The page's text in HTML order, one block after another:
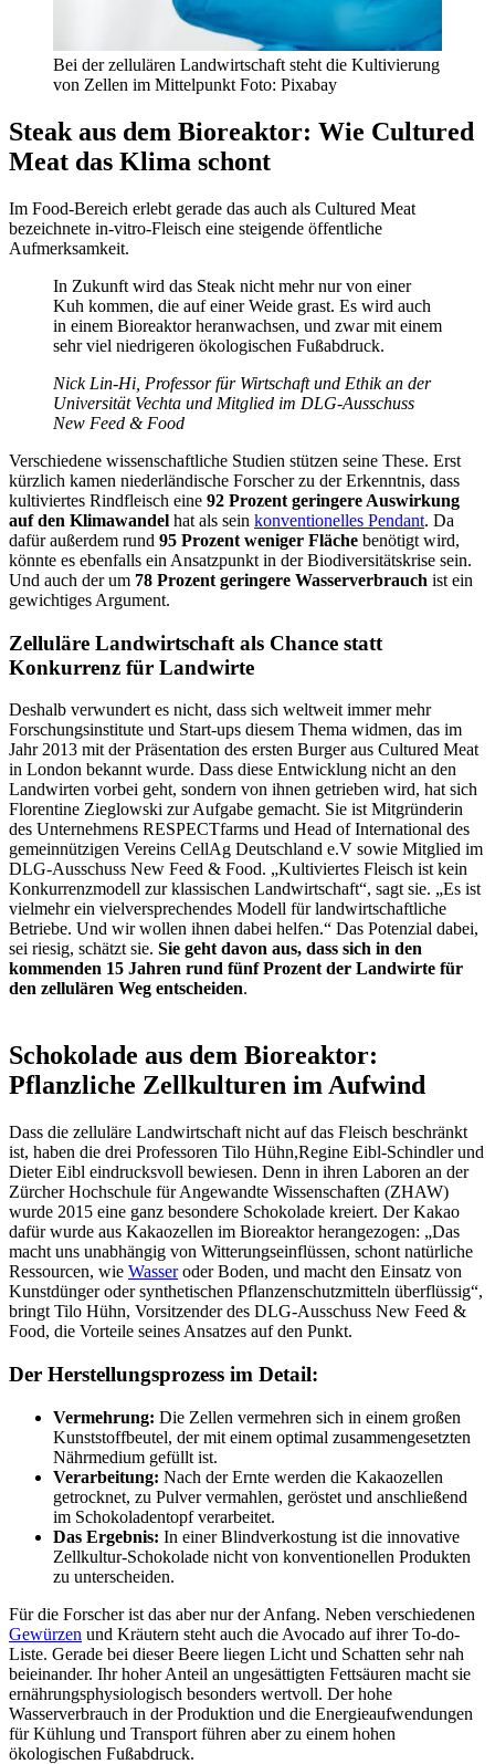
Bei der zellulären Landwirtschaft steht die Kultivierung
von Zellen im Mittelpunkt Foto: Pixabay
Steak aus dem Bioreaktor: Wie Cultured
Meat das Klima schont
Im Food-Bereich erlebt gerade das auch als Cultured Meat
bezeichnete in-vitro-Fleisch eine steigende öffentliche
Aufmerksamkeit.
In Zukunft wird das Steak nicht mehr nur von einer
Kuh kommen, die auf einer Weide grast. Es wird auch
in einem Bioreaktor heranwachsen, und zwar mit einem
sehr viel niedrigeren ökologischen Fußabdruck.
Nick Lin-Hi, Professor für Wirtschaft und Ethik an der
Universität Vechta und Mitglied im DLG-Ausschuss
New Feed & Food
Verschiedene wissenschaftliche Studien stützen seine These. Erst
kürzlich kamen niederländische Forscher zu der Erkenntnis, dass
kultiviertes Rindfleisch eine 92 Prozent geringere Auswirkung
auf den Klimawandel hat als sein konventionelles Pendant. Da
dafür außerdem rund 95 Prozent weniger Fläche benötigt wird,
könnte es ebenfalls ein Ansatzpunkt in der Biodiversitätskrise sein.
Und auch der um 78 Prozent geringere Wasserverbrauch ist ein
gewichtiges Argument.
Zelluläre Landwirtschaft als Chance statt
Konkurrenz für Landwirte
Deshalb verwundert es nicht, dass sich weltweit immer mehr
Forschungsinstitute und Start-ups diesem Thema widmen, das im
Jahr 2013 mit der Präsentation des ersten Burger aus Cultured Meat
in London bekannt wurde. Dass diese Entwicklung nicht an den
Landwirten vorbei geht, sondern von ihnen getrieben wird, hat sich
Florentine Zieglowski zur Aufgabe gemacht. Sie ist Mitgründerin
des Unternehmens RESPECTfarms und Head of International des
gemeinnützigen Vereins CellAg Deutschland e.V sowie Mitglied im
DLG-Ausschuss New Feed & Food. „Kultiviertes Fleisch ist kein
Konkurrenzmodell zur klassischen Landwirtschaft“, sagt sie. „Es ist
vielmehr ein vielversprechendes Modell für landwirtschaftliche
Betriebe. Und wir wollen ihnen dabei helfen.“ Das Potenzial dabei,
sei riesig, schätzt sie. Sie geht davon aus, dass sich in den
kommenden 15 Jahren rund fünf Prozent der Landwirte für
den zellulären Weg entscheiden.
Schokolade aus dem Bioreaktor:
Pflanzliche Zellkulturen im Aufwind
Dass die zelluläre Landwirtschaft nicht auf das Fleisch beschränkt
ist, haben die drei Professoren Tilo Hühn,Regine Eibl-Schindler und
Dieter Eibl eindrucksvoll bewiesen. Denn in ihren Laboren an der
Zürcher Hochschule für Angewandte Wissenschaften (ZHAW)
wurde 2015 eine ganz besondere Schokolade kreiert. Der Kakao
dafür wurde aus Kakaozellen im Bioreaktor herangezogen: „Das
macht uns unabhängig von Witterungseinflüssen, schont natürliche
Ressourcen, wie Wasseroder Boden, und macht den Einsatz von
Kunstdünger oder synthetischen Pflanzenschutzmitteln überflüssig“,
bringt Tilo Hühn, Vorsitzender des DLG-Ausschuss New Feed &
Food, die Vorteile seines Ansatzes auf den Punkt.
Der Herstellungsprozess im Detail:
Vermehrung: Die Zellen vermehren sich in einem großen
Kunststoffbeutel, der mit einem optimal zusammengesetzten
Nährmedium gefüllt ist.
Verarbeitung: Nach der Ernte werden die Kakaozellen
getrocknet, zu Pulver vermahlen, geröstet und anschließend
im Schokoladentopf verarbeitet.
Das Ergebnis: In einer Blindverkostung ist die innovative
Zellkultur-Schokolade nicht von konventionellen Produkten
zu unterscheiden.
Für die Forscher ist das aber nur der Anfang. Neben verschiedenen
Gewürzen und Kräutern steht auch die Avocado auf ihrer To-do-
Liste. Gerade bei dieser Beere liegen Licht und Schatten sehr nah
beieinander. Ihr hoher Anteil an ungesättigten Fettsäuren macht sie
ernährungsphysiologisch besonders wertvoll. Der hohe
Wasserverbrauch in der Produktion und die Energieaufwendungen
für Kühlung und Transport führen aber zu einem hohen
ökologischen Fußabdruck.